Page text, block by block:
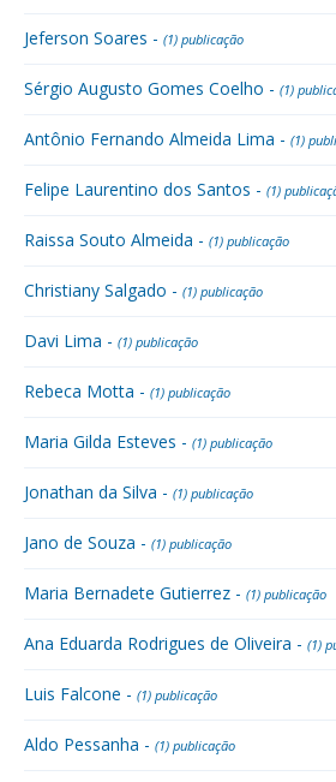
Jeferson Soares - (1) publicação
Sérgio Augusto Gomes Coelho - (1)
Antônio Fernando Almeida Lima - (1)
Felipe Laurentino dos Santos - (1)
Raissa Souto Almeida - (1) publicação
Christiany Salgado - (1) publicação
Davi Lima - (1) publicação
Rebeca Motta - (1) publicação
Maria Gilda Esteves - (1) publicação
Jonathan da Silva - (1) publicação
Jano de Souza - (1) publicação
Maria Bernadete Gutierrez - (1) publicação
Ana Eduarda Rodrigues de Oliveira - (1)
Luis Falcone - (1) publicação
Aldo Pessanha - (1) publicação